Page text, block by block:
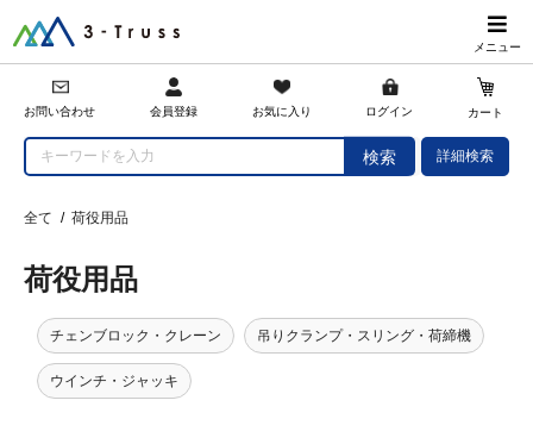
メニュー
お問い合わせ 会員登録 お気に入り ログイン カート
検索 詳細検索
全て / 荷役用品
荷役用品
チェンブロック・クレーン 吊りクランプ・スリング・荷締機
ウインチ・ジャッキ